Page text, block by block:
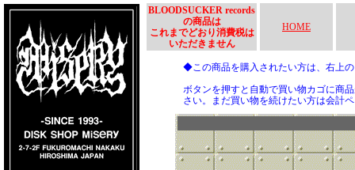
BLOODSUCKER records
の商品は
これまでどおり消費税は
いただきません
HOME
◆この商品を購入されたい方は、右上
ボタンを押すと自動で買い物カゴに商
さい。まだ買い物を続けたい方は会計